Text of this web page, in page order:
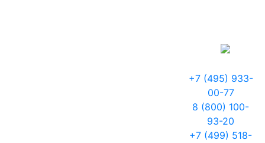
+7 (495) 933-
00-77
8 (800) 100-
93-20
+7 (499) 518-